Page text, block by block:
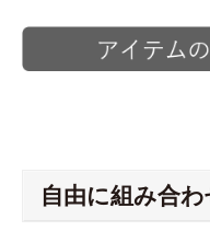
自由に組み合